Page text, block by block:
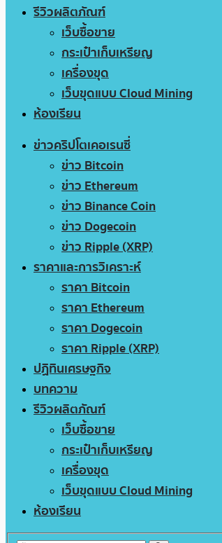
รีวิวผลิตภัณฑ์
เว็บซื้อขาย
กระเป๋าเก็บเหรียญ
เครื่องขุด
เว็บขุดแบบ Cloud Mining
ห้องเรียน
ข่าวคริปโตเคอเรนซี่
ข่าว Bitcoin
ข่าว Ethereum
ข่าว Binance Coin
ข่าว Dogecoin
ข่าว Ripple (XRP)
ราคาและการวิเคราะห์
ราคา Bitcoin
ราคา Ethereum
ราคา Dogecoin
ราคา Ripple (XRP)
ปฏิทินเศรษฐกิจ
บทความ
รีวิวผลิตภัณฑ์
เว็บซื้อขาย
กระเป๋าเก็บเหรียญ
เครื่องขุด
เว็บขุดแบบ Cloud Mining
ห้องเรียน